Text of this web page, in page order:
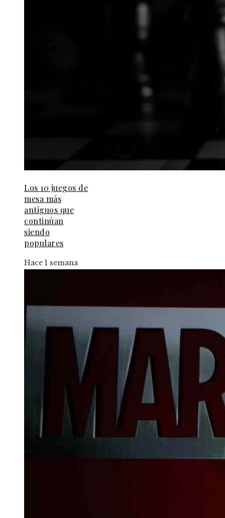
Los 10 juegos de
mesa más
antiguos que
continúan
siendo
populares
Hace 1 semana